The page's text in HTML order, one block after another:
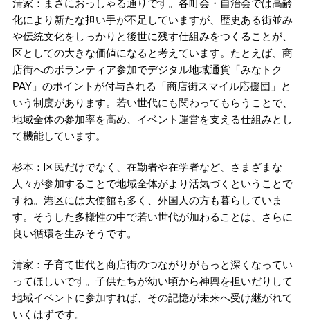
清家：まさにおっしゃる通りです。各町会・自治会では高齢
化により新たな担い手が不足していますが、歴史ある街並み
や伝統文化をしっかりと後世に残す仕組みをつくることが、
区としての大きな価値になると考えています。たとえば、商
店街へのボランティア参加でデジタル地域通貨「みなトク
PAY」のポイントが付与される「商店街スマイル応援団」と
いう制度があります。若い世代にも関わってもらうことで、
地域全体の参加率を高め、イベント運営を支える仕組みとし
て機能しています。
杉本：区民だけでなく、在勤者や在学者など、さまざまな
人々が参加することで地域全体がより活気づくということで
すね。港区には大使館も多く、外国人の方も暮らしていま
す。そうした多様性の中で若い世代が加わることは、さらに
良い循環を生みそうです。
清家：子育て世代と商店街のつながりがもっと深くなってい
ってほしいです。子供たちが幼い頃から神輿を担いだりして
地域イベントに参加すれば、その記憶が未来へ受け継がれて
いくはずです。